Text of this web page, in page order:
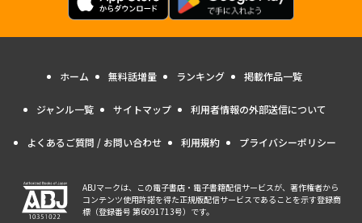
ホーム 無料話増量 ランキング 掲載作品一覧
ジャンル一覧 サイトマップ 利用者情報の外部送信について
よくあるご質問 / お問い合わせ 利用規約 プライバシーポリシー
ABJマークは、この電子書店・電子書籍配信サービスが、著作権者から
コンテンツ使用許諾を得た正規版配信サービスであることを示す登録商
標（登録番号 第6091713号）です。